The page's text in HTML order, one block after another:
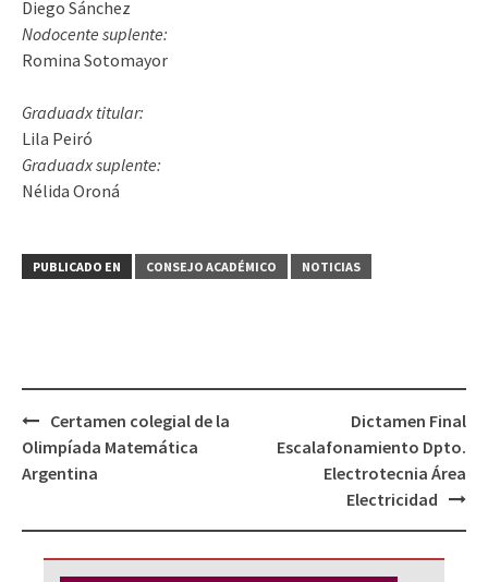
Diego Sánchez
Nodocente suplente:
Romina Sotomayor
Graduadx titular:
Lila Peiró
Graduadx suplente:
Nélida Oroná
PUBLICADO EN CONSEJO ACADÉMICO NOTICIAS
Navegación
de
entradas
Certamen colegial de la
Olimpíada Matemática
Argentina
Dictamen Final
Escalafonamiento Dpto.
Electrotecnia Área
Electricidad